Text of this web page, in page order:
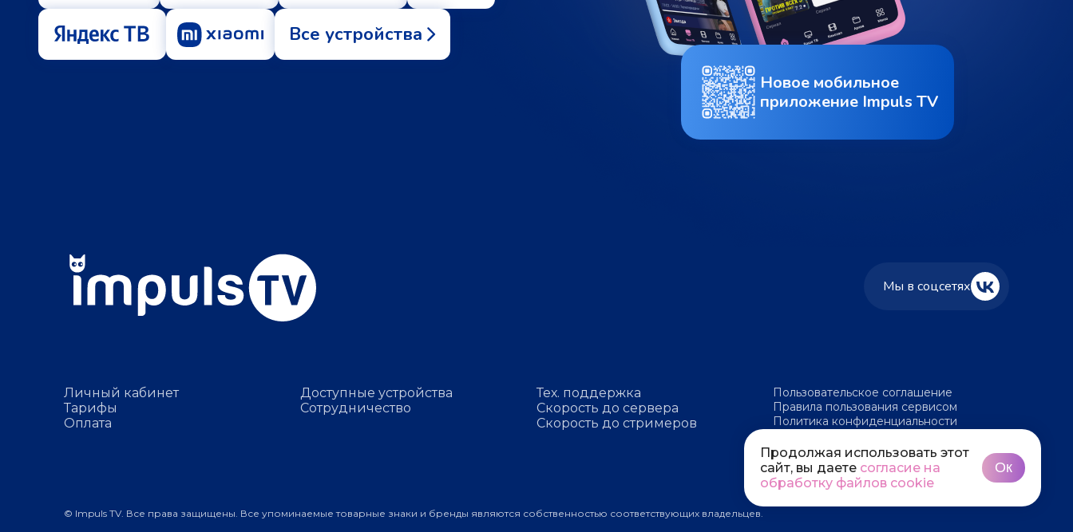
Все устройства
Новое мобильное
приложение Impuls TV
Мы в соцсетях
Личный кабинет
Тарифы
Оплата
Доступные устройства
Сотрудничество
Тех. поддержка
Скорость до сервера
Скорость до стримеров
Пользовательское соглашение
Правила пользования сервисом
Политика конфиденциальности
© Impuls TV. Все права защищены. Все упоминаемые товарные знаки и бренды являются собственностью соответствующих владельцев.
Продолжая использовать этот
сайт, вы даете согласие на
обработку файлов cookie
Ок